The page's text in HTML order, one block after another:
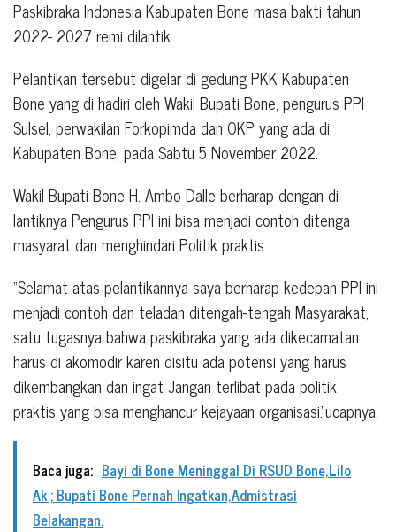
Paskibraka Indonesia Kabupaten Bone masa bakti tahun
2022- 2027 remi dilantik.
Pelantikan tersebut digelar di gedung PKK Kabupaten
Bone yang di hadiri oleh Wakil Bupati Bone, pengurus PPI
Sulsel, perwakilan Forkopimda dan OKP yang ada di
Kabupaten Bone, pada Sabtu 5 November 2022.
Wakil Bupati Bone H. Ambo Dalle berharap dengan di
lantiknya Pengurus PPI ini bisa menjadi contoh ditenga
masyarat dan menghindari Politik praktis.
“Selamat atas pelantikannya saya berharap kedepan PPI ini
menjadi contoh dan teladan ditengah-tengah Masyarakat,
satu tugasnya bahwa paskibraka yang ada dikecamatan
harus di akomodir karen disitu ada potensi yang harus
dikembangkan dan ingat Jangan terlibat pada politik
praktis yang bisa menghancur kejayaan organisasi.”ucapnya.
Baca juga: Bayi di Bone Meninggal Di RSUD Bone,Lilo
Ak ; Bupati Bone Pernah Ingatkan,Admistrasi
Belakangan.